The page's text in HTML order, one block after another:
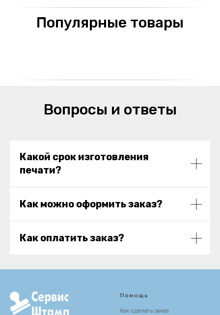
Популярные товары
Вопросы и ответы
Какой срок изготовления
печати?
Как можно оформить заказ?
Как оплатить заказ?
Помощь
Как сделать заказ